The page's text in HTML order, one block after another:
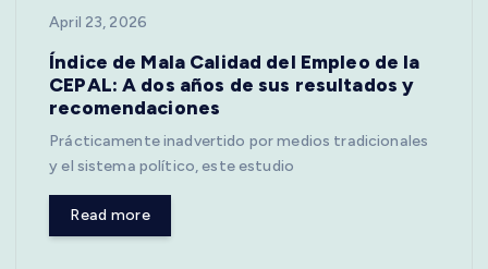
April 23, 2026
Índice de Mala Calidad del Empleo de la
CEPAL: A dos años de sus resultados y
recomendaciones
Prácticamente inadvertido por medios tradicionales
y el sistema político, este estudio
Read more